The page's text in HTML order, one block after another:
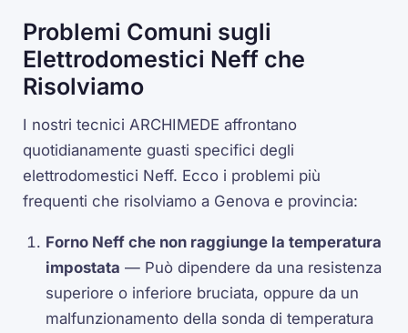
Problemi Comuni sugli
Elettrodomestici Neff che
Risolviamo
I nostri tecnici ARCHIMEDE affrontano
quotidianamente guasti specifici degli
elettrodomestici Neff. Ecco i problemi più
frequenti che risolviamo a Genova e provincia:
Forno Neff che non raggiunge la temperatura
impostata — Può dipendere da una resistenza
superiore o inferiore bruciata, oppure da un
malfunzionamento della sonda di temperatura